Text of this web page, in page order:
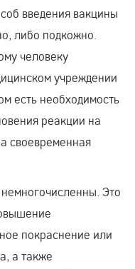
введения вакцины
либо подкожно.
человеку
учреждении
есть необходимость
реакции на
своевременная
Это
покраснение или
а также